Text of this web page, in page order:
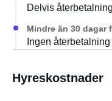
Delvis
Mindre än 30 dagar
Ingen återbetalning
Hyreskostnader